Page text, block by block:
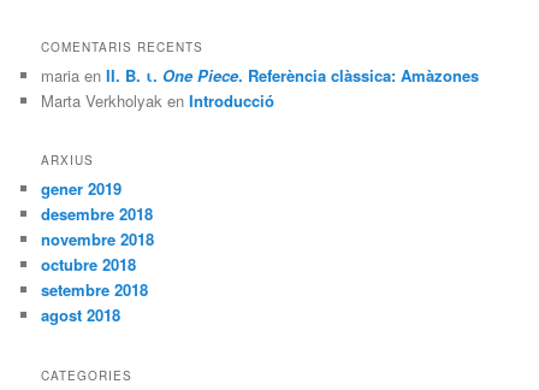
COMENTARIS RECENTS
maria enII. B. ι. One Piece. Referència clàssica: Amàzones
Marta Verkholyak enIntroducció
ARXIUS
gener 2019
desembre 2018
novembre 2018
octubre 2018
setembre 2018
agost 2018
CATEGORIES